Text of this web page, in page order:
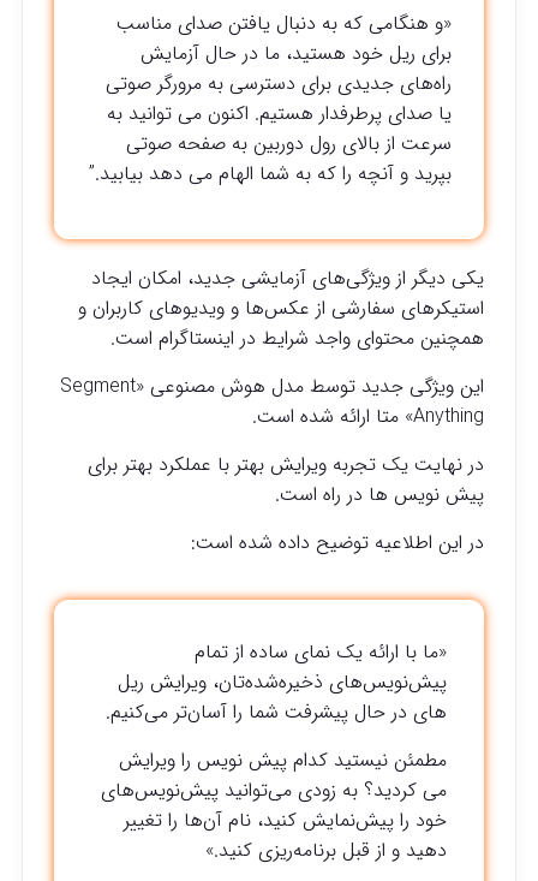
«و هنگامی که به دنبال یافتن صدای مناسب
برای ریل خود هستید، ما در حال آزمایش
راه‌های جدیدی برای دسترسی به مرورگر صوتی
یا صدای پرطرفدار هستیم. اکنون می توانید به
سرعت از بالای رول دوربین به صفحه صوتی
بپرید و آنچه را که به شما الهام می دهد بیابید.”
یکی دیگر از ویژگی‌های آزمایشی جدید، امکان ایجاد
استیکرهای سفارشی از عکس‌ها و ویدیوهای کاربران و
همچنین محتوای واجد شرایط در اینستاگرام است.
این ویژگی جدید توسط مدل هوش مصنوعی «Segment
Anything» متا ارائه شده است.
در نهایت یک تجربه ویرایش بهتر با عملکرد بهتر برای
پیش نویس ها در راه است.
در این اطلاعیه توضیح داده شده است:
«ما با ارائه یک نمای ساده از تمام
پیش‌نویس‌های ذخیره‌شده‌تان، ویرایش ریل
های در حال پیشرفت شما را آسان‌تر می‌کنیم.
مطمئن نیستید کدام پیش نویس را ویرایش
می کردید؟ به زودی می‌توانید پیش‌نویس‌های
خود را پیش‌نمایش کنید، نام آن‌ها را تغییر
دهید و از قبل برنامه‌ریزی کنید.»